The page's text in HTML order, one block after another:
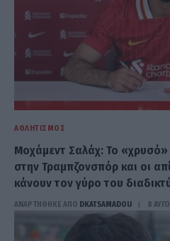
ΑΘΛΗΤΙΣΜΌΣ
Μοχάμεντ Σαλάχ: Το
στην Τραμπζονσπόρ και οι
κάνουν τον γύρο του
ΑΝΑΡΤΗΘΗΚΕ ΑΠΟ DKATSAMADOU 8